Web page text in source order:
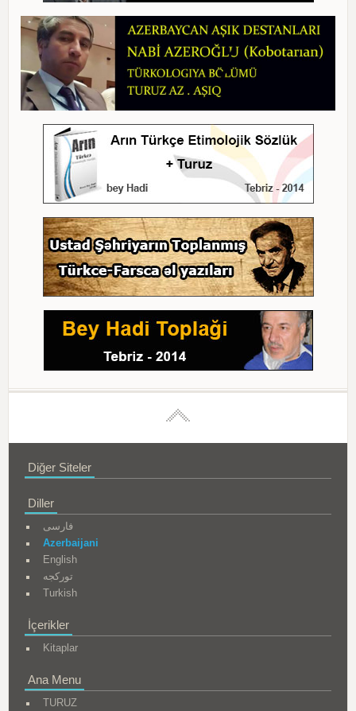
Diğer Siteler
Diller
فارسی
Azerbaijani
English
تورکجه
Turkish
İçerikler
Kitaplar
Ana Menu
TURUZ